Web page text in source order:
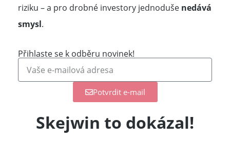
riziku – a pro drobné investory jednoduše nedává
smysl.
Přihlaste se k odběru novinek!
Potvrdit e-mail
Skejwin to dokázal!